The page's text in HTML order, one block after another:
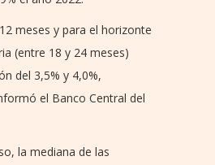
meses y para el horizonte
(entre 18 y 24 meses)
del 3,5% y 4,0%,
el Banco Central del
la mediana de las